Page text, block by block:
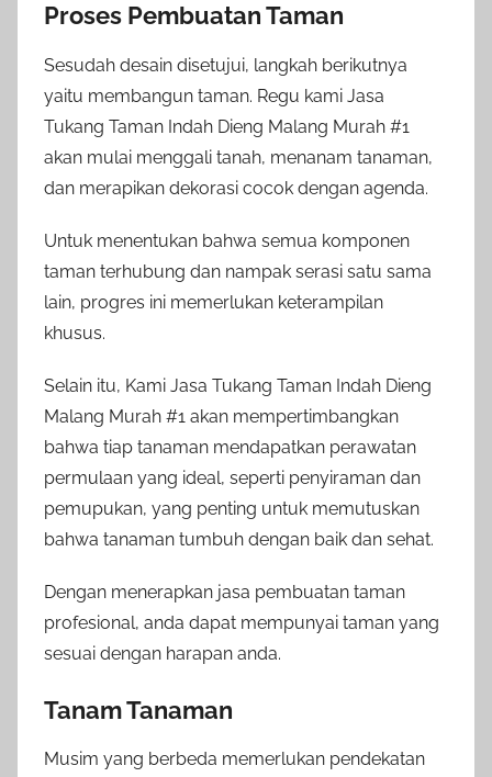
Proses Pembuatan Taman
Sesudah desain disetujui, langkah berikutnya
yaitu membangun taman. Regu kami Jasa
Tukang Taman Indah Dieng Malang Murah #1
akan mulai menggali tanah, menanam tanaman,
dan merapikan dekorasi cocok dengan agenda.
Untuk menentukan bahwa semua komponen
taman terhubung dan nampak serasi satu sama
lain, progres ini memerlukan keterampilan
khusus.
Selain itu, Kami Jasa Tukang Taman Indah Dieng
Malang Murah #1 akan mempertimbangkan
bahwa tiap tanaman mendapatkan perawatan
permulaan yang ideal, seperti penyiraman dan
pemupukan, yang penting untuk memutuskan
bahwa tanaman tumbuh dengan baik dan sehat.
Dengan menerapkan jasa pembuatan taman
profesional, anda dapat mempunyai taman yang
sesuai dengan harapan anda.
Tanam Tanaman
Musim yang berbeda memerlukan pendekatan